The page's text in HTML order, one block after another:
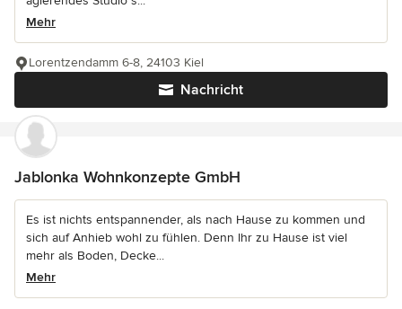
Mehr
Nachricht
Lorentzendamm 6-8, 24103 Kiel
Jablonka Wohnkonzepte GmbH
Es ist nichts entspannender, als nach Hause zu kommen und
sich auf Anhieb wohl zu fühlen. Denn Ihr zu Hause ist viel
mehr als Boden, Decke...
Mehr